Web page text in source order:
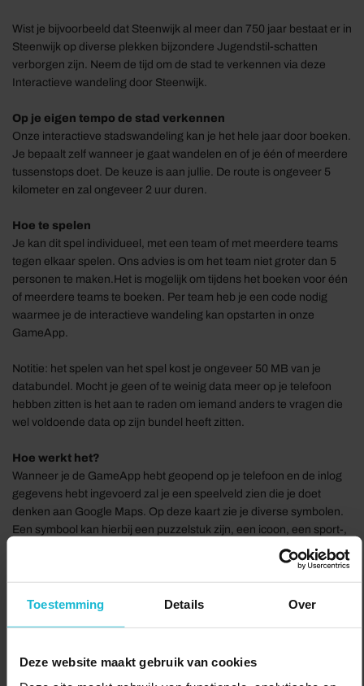
Toestemming Details Over
Deze website maakt gebruik van cookies
Wist je bijvoorbeeld dat Steenwijk al meer dan 750 jaar bestaat er in
Steenwijk op diverse plekken bijzondere Jugendstil-schatten
verborgen zijn. Neem de tijd om de stad te verkennen via deze
Interactieve wandeling door Steenwijk.
Op je eigen tempo de stad verkennen
Onze interactieve stadswandeling kan je het hele jaar door boeken.
Je bepaalt zelf wanneer je gaat wandelen en of je één of meerdere
tussenstops doet. De keuze is aan jullie. De route is ongeveer 5
kilometer en zal ongeveer 2 uur duren.
Hoe te spelen
Je kan dit spel individueel, met een team of met meerdere teams
tegen elkaar spelen. Ons advies is om het team niet groter dan 5
personen te maken.Het is mogelijk om tijdens het boeken voor één
of meerdere teams te boeken. Per team heb je een code nodig
waarmee je de interactieve wandeling kan opstarten in onze
GameApp.
Notitie: het spelen van het spel kost je ongeveer 50 MB van je
databundel. Mocht je geen of te weinig data meer op je telefoon
hebben zitten is het aan te raden om iemand anders te vragen die
wel voldoende data op zijn bundel heeft zitten.
Hoe werkt het?
Wanneer je de GameApp hebt geopend op je telefoon en de inlog
gegevens hebt ingevoerd zal je een speelveld zien die je doet
denken aan Google Maps. Op deze kaart zie je diverse symbolen.
Een symbool kan hierbij een puzzelstuk zijn, een icoon, een sport-,
een audio- of video symbool. Wanneer je binnen een straal van 30
meter van het symbool komt zal er op de telefoon een vraag,
puzzel, muziekfragment, breinbreker, videofragment of raadsel
naar voren komen. Aan jou of jullie de taak om deze succesvol te